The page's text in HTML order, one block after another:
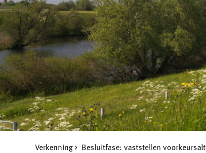
Verkenning Besluitfase: vaststellen